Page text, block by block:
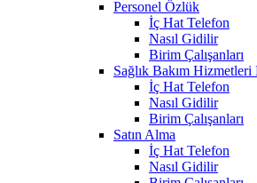
Personel Özlük
İç Hat Telefon
Nasıl Gidilir
Birim Çalışanları
Sağlık Bakım
İç Hat Telefon
Nasıl Gidilir
Birim Çalışanları
Satın Alma
İç Hat Telefon
Nasıl Gidilir